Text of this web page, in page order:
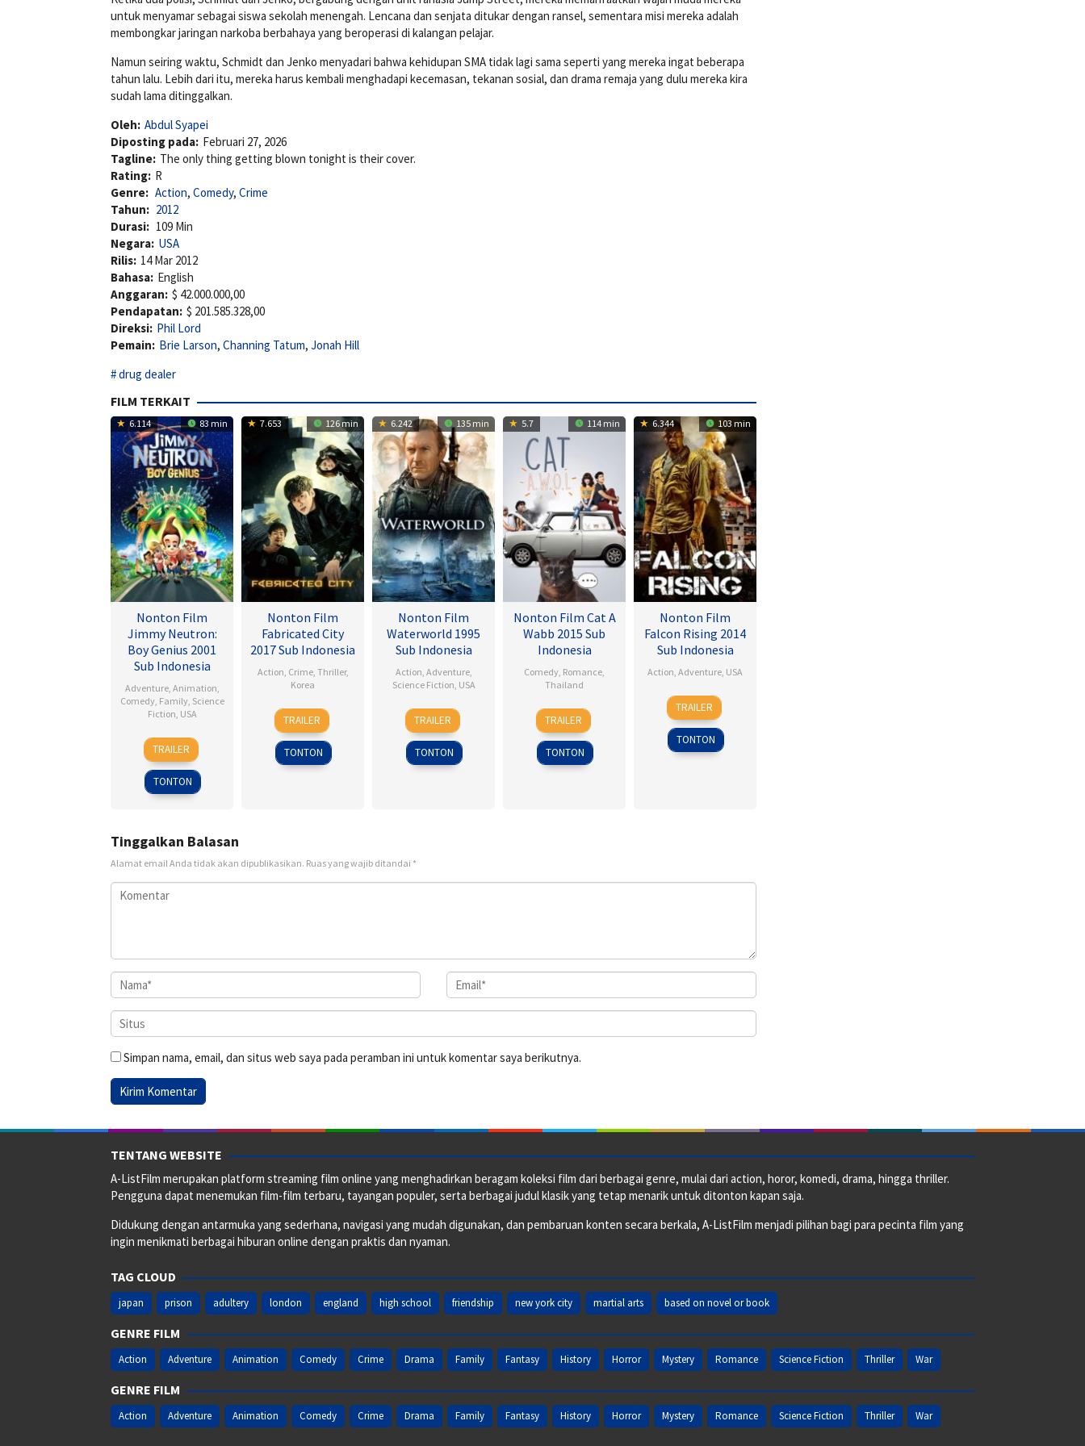
untuk menyamar sebagai siswa sekolah menengah. Lencana dan senjata ditukar dengan ransel, sementara misi mereka adalah
membongkar jaringan narkoba berbahaya yang beroperasi di kalangan pelajar.
Namun seiring waktu, Schmidt dan Jenko menyadari bahwa kehidupan SMA tidak lagi sama seperti yang mereka ingat beberapa
tahun lalu. Lebih dari itu, mereka harus kembali menghadapi kecemasan, tekanan sosial, dan drama remaja yang dulu mereka kira
sudah lama ditinggalkan.
Oleh: Abdul Syapei
Diposting pada: Februari 27, 2026
Tagline: The only thing getting blown tonight is their cover.
Rating: R
Genre: Action, Comedy, Crime
Tahun: 2012
Durasi: 109 Min
Negara: USA
Rilis: 14 Mar 2012
Bahasa: English
Anggaran: $ 42.000.000,00
Pendapatan: $ 201.585.328,00
Direksi: Phil Lord
Pemain: Brie Larson, Channing Tatum, Jonah Hill
drug dealer
FILM TERKAIT
6.114 83 min
Nonton Film
Jimmy Neutron:
Boy Genius 2001
Sub Indonesia
Adventure, Animation
Comedy, Family, Science
Fiction USA
14
Dec
2001
John
A.
Davis
TRAILER
TONTON
7.653 126 min
Nonton Film
Fabricated City
2017 Sub Indonesia
Action Crime, Thriller,
Korea
9
Feb
2017
Lee
Hu-
bin
TRAILER
TONTON
6.242 135 min
Nonton Film
Waterworld 1995
Sub Indonesia
Action Adventure,
Science Fiction USA
28
Jul
1995
Kevin
Reynolds
TRAILER
TONTON
5.7 114 min
Nonton Film Cat A
Wabb 2015 Sub
Indonesia
Comedy Romance
Thailand
4
Mar
2015
Nareubadee
Wetchakam
TRAILER
TONTON
6.344 103 min
Nonton Film
Falcon Rising 2014
Sub Indonesia
Action Adventure USA
5
Sep
2014
Ernie
Barbarash
TRAILER
TONTON
Tinggalkan Balasan
Alamat email Anda tidak akan dipublikasikan. Ruas yang wajib ditandai *
Simpan nama, email, dan situs web saya pada peramban ini untuk komentar saya berikutnya.
TENTANG WEBSITE
A-ListFilm merupakan platform streaming film online yang menghadirkan beragam koleksi film dari berbagai genre, mulai dari action, horor, komedi, drama, hingga thriller.
Pengguna dapat menemukan film-film terbaru, tayangan populer, serta berbagai judul klasik yang tetap menarik untuk ditonton kapan saja.
Didukung dengan antarmuka yang sederhana, navigasi yang mudah digunakan, dan pembaruan konten secara berkala, A-ListFilm menjadi pilihan bagi para pecinta film yang
ingin menikmati berbagai hiburan online dengan praktis dan nyaman.
TAG CLOUD
japan prison adultery london england high school friendship new york city martial arts based on novel or book
GENRE FILM
Action Adventure Animation Comedy Crime Drama Family Fantasy History Horror Mystery Romance Science Fiction Thriller War
GENRE FILM
Action Adventure Animation Comedy Crime Drama Family Fantasy History Horror Mystery Romance Science Fiction Thriller War